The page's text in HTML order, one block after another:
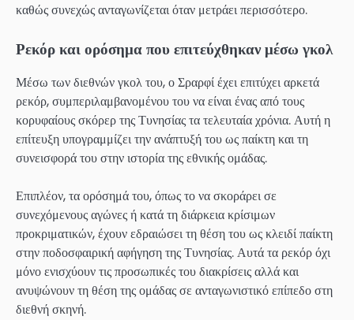
καθώς συνεχώς ανταγωνίζεται όταν μετράει περισσότερο.
Ρεκόρ και ορόσημα που επιτεύχθηκαν μέσω γκολ
Μέσω των διεθνών γκολ του, ο Σραρφί έχει επιτύχει αρκετά
ρεκόρ, συμπεριλαμβανομένου του να είναι ένας από τους
κορυφαίους σκόρερ της Τυνησίας τα τελευταία χρόνια. Αυτή η
επίτευξη υπογραμμίζει την ανάπτυξή του ως παίκτη και τη
συνεισφορά του στην ιστορία της εθνικής ομάδας.
Επιπλέον, τα ορόσημά του, όπως το να σκοράρει σε
συνεχόμενους αγώνες ή κατά τη διάρκεια κρίσιμων
προκριματικών, έχουν εδραιώσει τη θέση του ως κλειδί παίκτη
στην ποδοσφαιρική αφήγηση της Τυνησίας. Αυτά τα ρεκόρ όχι
μόνο ενισχύουν τις προσωπικές του διακρίσεις αλλά και
ανυψώνουν τη θέση της ομάδας σε ανταγωνιστικό επίπεδο στη
διεθνή σκηνή.